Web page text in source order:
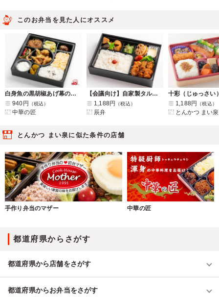
このお弁当を見た人にオススメ
白身魚の黒胡椒あげ幕の内弁当
940円 （税込）
中華の匠
【会議向け】自家製タルタルのチキン南蛮
1,188円
（税込）
辰弁
1,188円 （税込）
とんかつ まい泉
とんかつ まい泉に似た条件の店舗
手作り弁当のマザー 中華の匠
都道府県からさがす
都道府県から店舗をさがす
都道府県からお弁当をさがす